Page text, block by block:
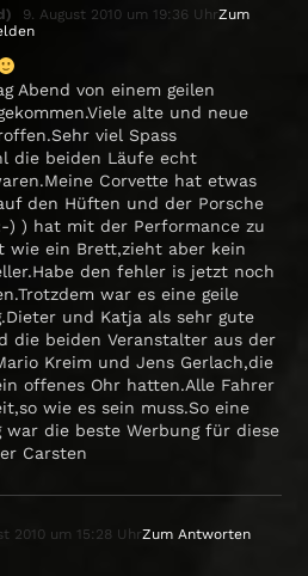
9. August 2010 um 19:36 UhrZum
Abend von einem geilen
alte und neue
viel Spass
die beiden Läufe echt
Corvette hat etwas
den Hüften und der Porsche
) ) hat mit der Performance zu
wie ein Brett,zieht aber kein
den fehler is jetzt noch
war es eine geile
und Katja als sehr gute
die beiden Veranstalter aus der
Kreim und Jens Gerlach,die
offenes Ohr hatten.Alle Fahrer
wie es sein muss.So eine
war die beste Werbung für diese
Carsten
2010 um 15:28 UhrZum Antworten